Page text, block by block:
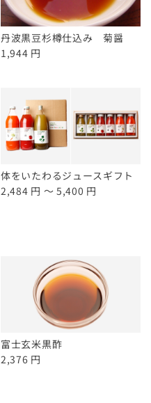
丹波黒豆杉樽仕込み 菊醤
1,944 円
体をいたわるジュースギフト
2,484 円 ～ 5,400 円
富士玄米黒酢
2,376 円